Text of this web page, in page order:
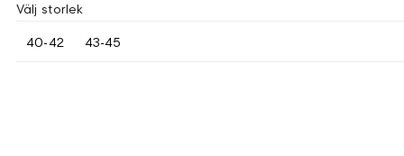
Välj storlek
40-42 43-45